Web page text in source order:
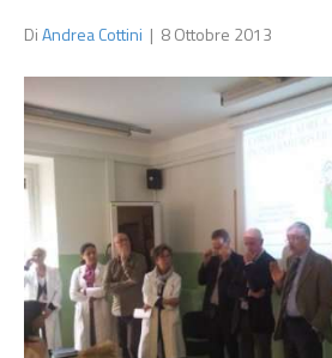
DiAndrea Cottini | 8 Ottobre 2013